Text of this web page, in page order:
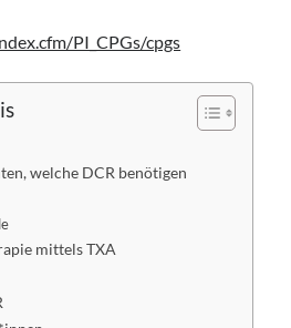
PI_CPGs/cpgs
welche DCR benötigen
mittels TXA